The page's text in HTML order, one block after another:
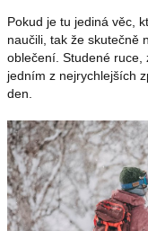
OUTLET
Přihlášení
Nevíte
Pokud je tu jediná věc,
naučili, tak že skutečně
oblečení. Studené ruce,
jedním z nejrychlejších
den.